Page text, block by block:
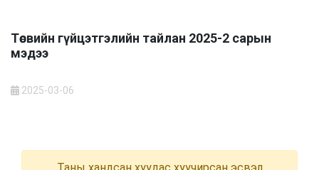
Төсвийн гүйцэтгэлийн тайлан 2025-2 сарын
мэдээ
2025-03-06